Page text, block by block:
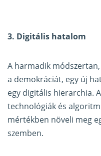
3. Digitális hatalom
A harmadik
a demokráciát, egy új
egy digitális hierarchia.
technológiák és
mértékben növeli meg
szemben.